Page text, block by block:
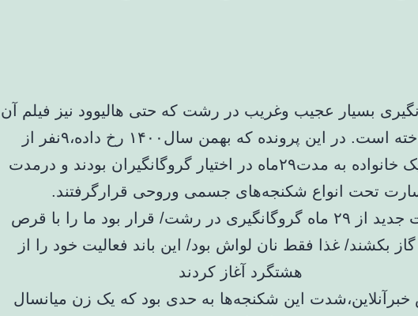
بسیار عجیب وغریب در رشت که حتی هالیوود نیز فیلم آن
را نساخته است. در این پرونده که بهمن سال۱۴۰۰ رخ داده،۹نفر از
اعضای یک خانواده به مدت۲۹ماه در اختیار گروگانگیران بودند و درمدت
تحت انواع شکنجه‌های جسمی وروحی قرارگرفتند.
این شکنجه‌ها به حدی بود که یک زن میانسال